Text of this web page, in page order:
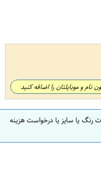
نام و موبایلتان را اضافه کنید
رنگ یا سایز یا درخواست هزینه